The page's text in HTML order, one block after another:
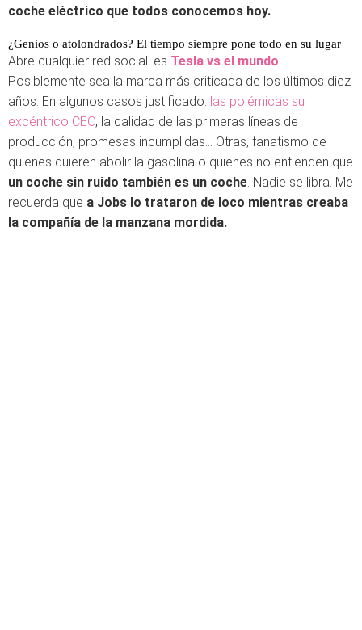
coche eléctrico que todos conocemos hoy.
¿Genios o atolondrados? El tiempo siempre pone todo en su lugar
Abre cualquier red social: es Tesla vs el mundo.
Posiblemente sea la marca más criticada de los últimos diez
años. En algunos casos justificado: las polémicas su
excéntrico CEO, la calidad de las primeras líneas de
producción, promesas incumplidas… Otras, fanatismo de
quienes quieren abolir la gasolina o quienes no entienden que
un coche sin ruido también es un coche. Nadie se libra. Me
recuerda que a Jobs lo trataron de loco mientras creaba
la compañía de la manzana mordida.